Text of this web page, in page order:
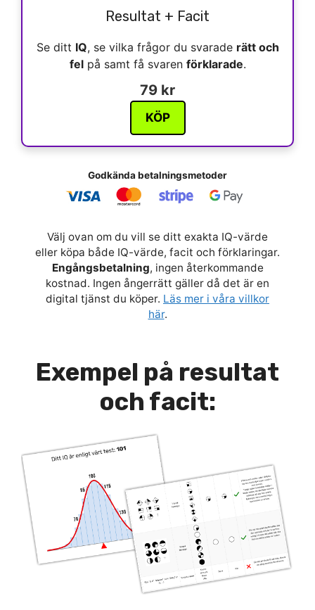
Resultat + Facit
Se ditt IQ, se vilka frågor du svarade rätt och
felpå samt få svaren förklarade.
79 kr
KÖP
Godkända betalningsmetoder
Välj ovan om du vill se ditt exakta IQ-värde
eller köpa både IQ-värde, facit och förklaringar.
Engångsbetalning, ingen återkommande
kostnad. Ingen ångerrätt gäller då det är en
digital tjänst du köper. Läs mer i våra villkor
här.
Exempel på resultat
och facit: